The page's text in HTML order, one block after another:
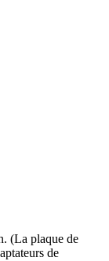
(La plaque de
de